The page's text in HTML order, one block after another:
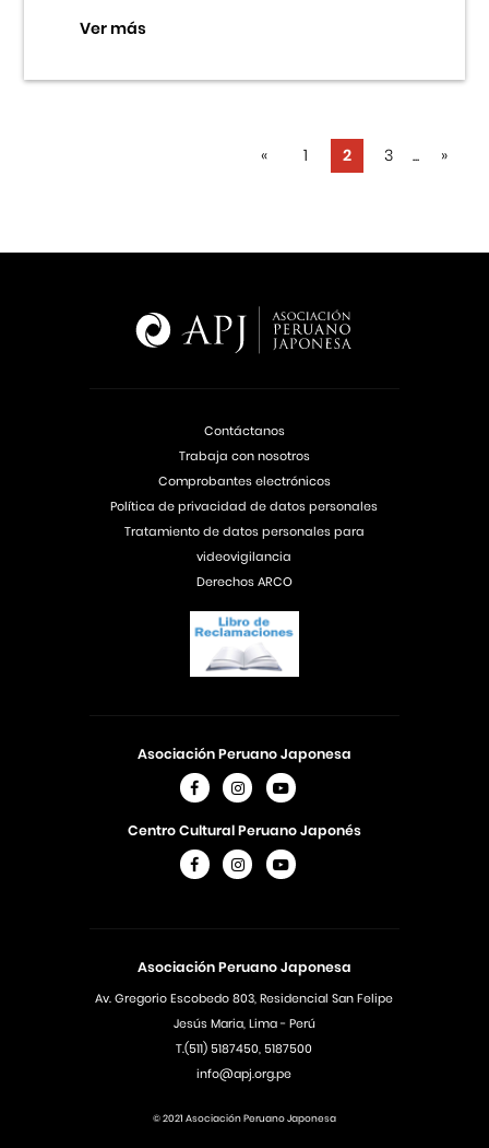
Ver más
« 1 2 3 ... »
Asociación Peruano Japonesa
Av. Gregorio Escobedo 803, Residencial San Felipe
Jesús Maria, Lima - Perú
T.(511) 5187450, 5187500
info@apj.org.pe
Asociación Peruano Japonesa
Centro Cultural Peruano Japonés
Contáctanos
Trabaja con nosotros
Comprobantes electrónicos
Política de privacidad de datos personales
Tratamiento de datos personales para
videovigilancia
Derechos ARCO
© 2021 Asociación Peruano Japonesa